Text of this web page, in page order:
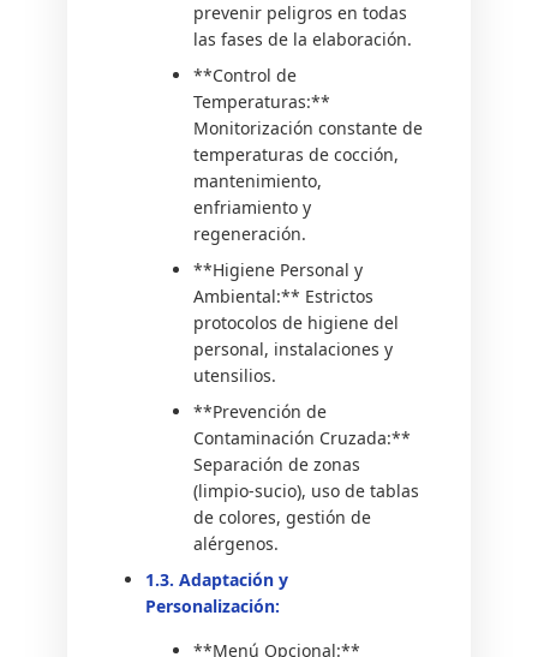
prevenir peligros en todas
las fases de la elaboración.
**Control de
Temperaturas:**
Monitorización constante de
temperaturas de cocción,
mantenimiento,
enfriamiento y
regeneración.
**Higiene Personal y
Ambiental:** Estrictos
protocolos de higiene del
personal, instalaciones y
utensilios.
**Prevención de
Contaminación Cruzada:**
Separación de zonas
(limpio-sucio), uso de tablas
de colores, gestión de
alérgenos.
1.3. Adaptación y
Personalización:
**Menú Opcional:**